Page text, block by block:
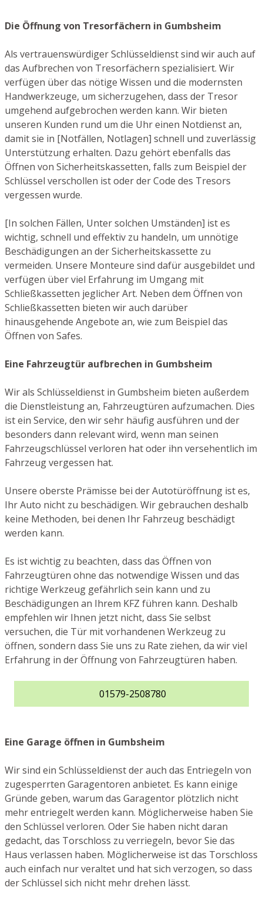
Die Öffnung von Tresorfächern in Gumbsheim
Als vertrauenswürdiger Schlüsseldienst sind wir auch auf
das Aufbrechen von Tresorfächern spezialisiert. Wir
verfügen über das nötige Wissen und die modernsten
Handwerkzeuge, um sicherzugehen, dass der Tresor
umgehend aufgebrochen werden kann. Wir bieten
unseren Kunden rund um die Uhr einen Notdienst an,
damit sie in [Notfällen, Notlagen] schnell und zuverlässig
Unterstützung erhalten. Dazu gehört ebenfalls das
Öffnen von Sicherheitskassetten, falls zum Beispiel der
Schlüssel verschollen ist oder der Code des Tresors
vergessen wurde.
[In solchen Fällen, Unter solchen Umständen] ist es
wichtig, schnell und effektiv zu handeln, um unnötige
Beschädigungen an der Sicherheitskassette zu
vermeiden. Unsere Monteure sind dafür ausgebildet und
verfügen über viel Erfahrung im Umgang mit
Schließkassetten jeglicher Art. Neben dem Öffnen von
Schließkassetten bieten wir auch darüber
hinausgehende Angebote an, wie zum Beispiel das
Öffnen von Safes.
Eine Fahrzeugtür aufbrechen in Gumbsheim
Wir als Schlüsseldienst in Gumbsheim bieten außerdem
die Dienstleistung an, Fahrzeugtüren aufzumachen. Dies
ist ein Service, den wir sehr häufig ausführen und der
besonders dann relevant wird, wenn man seinen
Fahrzeugschlüssel verloren hat oder ihn versehentlich im
Fahrzeug vergessen hat.
Unsere oberste Prämisse bei der Autotüröffnung ist es,
Ihr Auto nicht zu beschädigen. Wir gebrauchen deshalb
keine Methoden, bei denen Ihr Fahrzeug beschädigt
werden kann.
Es ist wichtig zu beachten, dass das Öffnen von
Fahrzeugtüren ohne das notwendige Wissen und das
richtige Werkzeug gefährlich sein kann und zu
Beschädigungen an Ihrem KFZ führen kann. Deshalb
empfehlen wir Ihnen jetzt nicht, dass Sie selbst
versuchen, die Tür mit vorhandenen Werkzeug zu
öffnen, sondern dass Sie uns zu Rate ziehen, da wir viel
Erfahrung in der Öffnung von Fahrzeugtüren haben.
01579-2508780
Eine Garage öffnen in Gumbsheim
Wir sind ein Schlüsseldienst der auch das Entriegeln von
zugesperrten Garagentoren anbietet. Es kann einige
Gründe geben, warum das Garagentor plötzlich nicht
mehr entriegelt werden kann. Möglicherweise haben Sie
den Schlüssel verloren. Oder Sie haben nicht daran
gedacht, das Torschloss zu verriegeln, bevor Sie das
Haus verlassen haben. Möglicherweise ist das Torschloss
auch einfach nur veraltet und hat sich verzogen, so dass
der Schlüssel sich nicht mehr drehen lässt.